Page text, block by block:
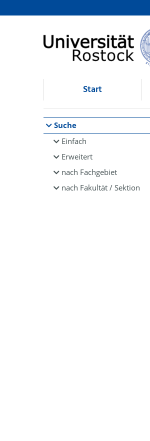
Browsen
direkt zum Inhalt
Start
Suche
Einfach
Erweitert
nach Fachgebiet
nach Fakultät / Sektion